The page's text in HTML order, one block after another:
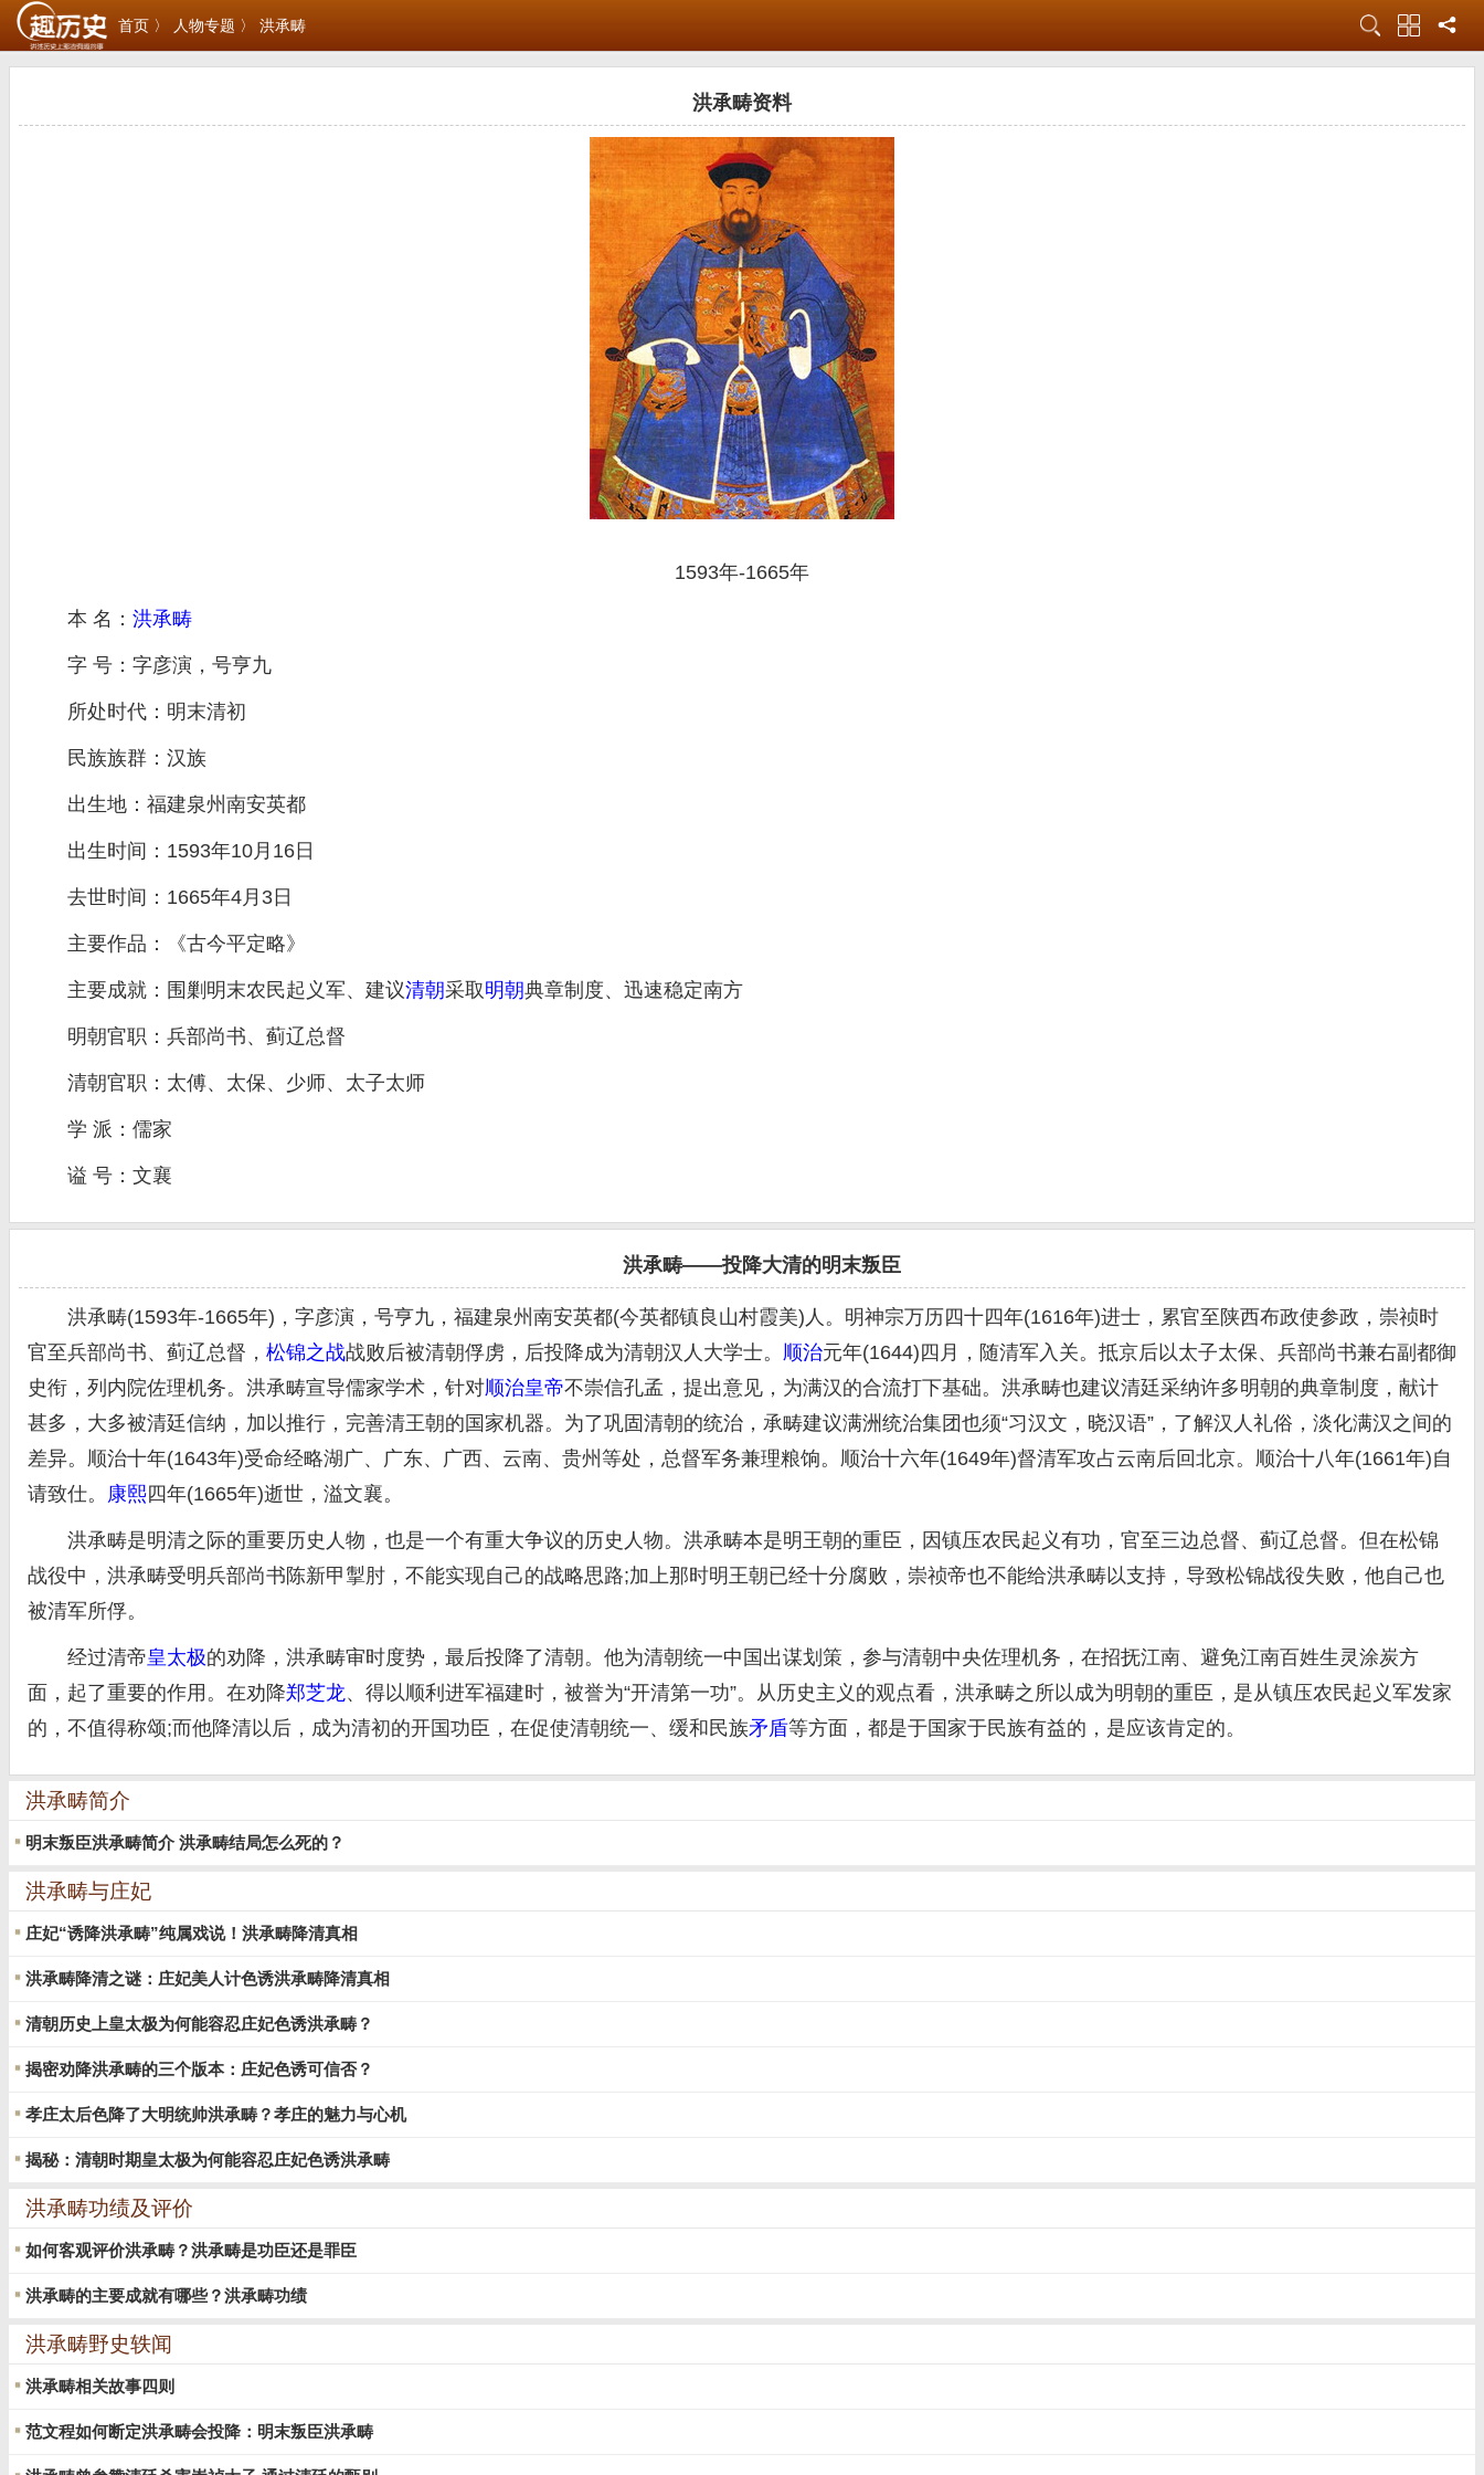
首页 〉 人物专题 〉 洪承畴
洪承畴资料
1593年-1665年
本 名： 洪承畴
字 号：字彦演，号亨九
所处时代：明末清初
民族族群：汉族
出生地：福建泉州南安英都
出生时间：1593年10月16日
去世时间：1665年4月3日
主要作品：《古今平定略》
主要成就：围剿明末农民起义军、建议清朝采取明朝典章制度、迅速稳定南方
明朝官职：兵部尚书、蓟辽总督
清朝官职：太傅、太保、少师、太子太师
学 派：儒家
谥 号：文襄
洪承畴——投降大清的明末叛臣
洪承畴(1593年-1665年)，字彦演，号亨九，福建泉州南安英都(今英都镇良山村霞美)人。明神宗万历四十四年(1616年)进士，累官至陕西布政使参政，崇祯时
官至兵部尚书、蓟辽总督， 松锦之战战败后被清朝俘虏，后投降成为清朝汉人大学士。 顺治元年(1644)四月，随清军入关。抵京后以太子太保、兵部尚书兼右副都御
史衔，列内院佐理机务。洪承畴宣导儒家学术，针对顺治皇帝不崇信孔孟，提出意见，为满汉的合流打下基础。洪承畴也建议清廷采纳许多明朝的典章制度，献计
甚多，大多被清廷信纳，加以推行，完善清王朝的国家机器。为了巩固清朝的统治，承畴建议满洲统治集团也须“习汉文，晓汉语”，了解汉人礼俗，淡化满汉之间的
差异。顺治十年(1643年)受命经略湖广、广东、广西、云南、贵州等处，总督军务兼理粮饷。顺治十六年(1649年)督清军攻占云南后回北京。顺治十八年(1661年)自
请致仕。 康熙四年(1665年)逝世，溢文襄。
洪承畴是明清之际的重要历史人物，也是一个有重大争议的历史人物。洪承畴本是明王朝的重臣，因镇压农民起义有功，官至三边总督、蓟辽总督。但在松锦
战役中，洪承畴受明兵部尚书陈新甲掣肘，不能实现自己的战略思路;加上那时明王朝已经十分腐败，崇祯帝也不能给洪承畴以支持，导致松锦战役失败，他自己也
被清军所俘。
经过清帝皇太极的劝降，洪承畴审时度势，最后投降了清朝。他为清朝统一中国出谋划策，参与清朝中央佐理机务，在招抚江南、避免江南百姓生灵涂炭方
面，起了重要的作用。在劝降郑芝龙、得以顺利进军福建时，被誉为“开清第一功”。从历史主义的观点看，洪承畴之所以成为明朝的重臣，是从镇压农民起义军发家
的，不值得称颂;而他降清以后，成为清初的开国功臣，在促使清朝统一、缓和民族矛盾等方面，都是于国家于民族有益的，是应该肯定的。
洪承畴简介
明末叛臣洪承畴简介 洪承畴结局怎么死的？
洪承畴与庄妃
庄妃“诱降洪承畴”纯属戏说！洪承畴降清真相
洪承畴降清之谜：庄妃美人计色诱洪承畴降清真相
清朝历史上皇太极为何能容忍庄妃色诱洪承畴？
揭密劝降洪承畴的三个版本：庄妃色诱可信否？
孝庄太后色降了大明统帅洪承畴？孝庄的魅力与心机
揭秘：清朝时期皇太极为何能容忍庄妃色诱洪承畴
洪承畴功绩及评价
如何客观评价洪承畴？洪承畴是功臣还是罪臣
洪承畴的主要成就有哪些？洪承畴功绩
洪承畴野史轶闻
洪承畴相关故事四则
范文程如何断定洪承畴会投降：明末叛臣洪承畴